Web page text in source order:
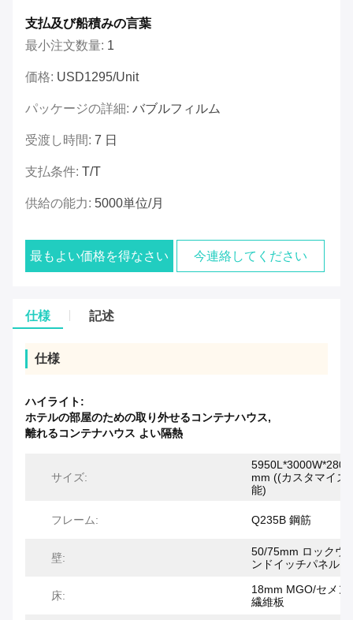
支払及び船積みの言葉
最小注文数量: 1
価格: USD1295/unit
パッケージの詳細: バブルフィルム
受渡し時間: 7 日
支払条件: T/T
供給の能力: 5000単位/月
最もよい価格を得なさい 今連絡してください
仕様 記述
仕様
ハイライト:
ホテルの部屋のための取り外せるコンテナハウス,
離れるコンテナハウス よい隔熱
サイズ:
mm ((カスタマイズ
能)
フレーム: Q235B 鋼筋
壁:
50/75mm ロックウ
ンドイッチパネル
床:
18mm MGO/セメン
繊維板